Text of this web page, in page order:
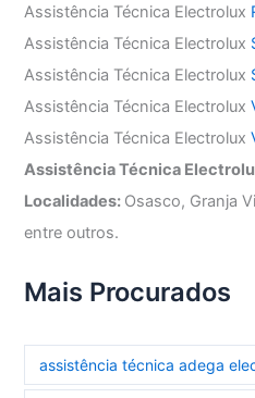
Assistência Técnica Electrolux
Assistência Técnica Electrolux
Assistência Técnica Electrolux
Assistência Técnica Electrolux
Assistência Técnica Electrolux
Assistência Técnica
Localidades: Osasco, Granja
entre outros.
Mais Procurados
assistência técnica adega